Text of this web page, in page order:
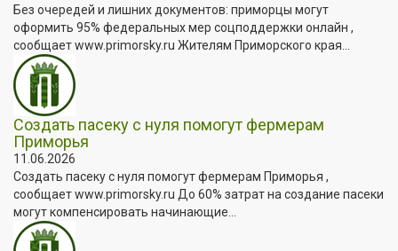
Без очередей и лишних документов: приморцы могут
оформить 95% федеральных мер соцподдержки онлайн ,
сообщает www.primorsky.ru Жителям Приморского края...
Создать пасеку с нуля помогут фермерам
Приморья
11.06.2026
Создать пасеку с нуля помогут фермерам Приморья ,
сообщает www.primorsky.ru До 60% затрат на создание пасеки
могут компенсировать начинающие...